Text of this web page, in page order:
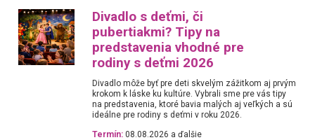
Divadlo s deťmi, či
pubertiakmi? Tipy na
predstavenia vhodné pre
rodiny s deťmi 2026
Divadlo môže byť pre deti skvelým zážitkom aj prvým
krokom k láske ku kultúre. Vybrali sme pre vás tipy
na predstavenia, ktoré bavia malých aj veľkých a sú
ideálne pre rodiny s deťmi v roku 2026.
Termín: 08.08.2026 a ďalšie